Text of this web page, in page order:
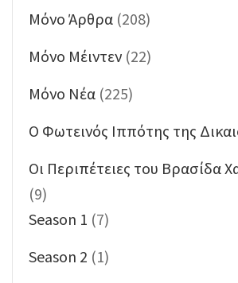
Mόνο Άρθρα (208)
Mόνο Μέιντεν (22)
Mόνο Νέα (225)
O Φωτεινός Ιππότης της
Oι Περιπέτειες του Βρασίδα
(9)
Season 1 (7)
Season 2 (1)